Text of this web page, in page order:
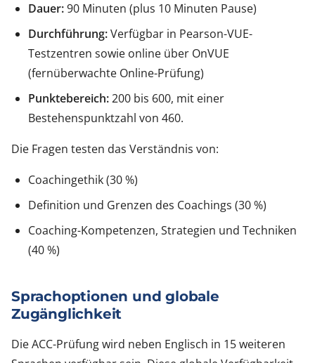
Dauer:90 Minuten (plus 10 Minuten Pause)
Durchführung:Verfügbar in Pearson-VUE-
Testzentren sowie online über OnVUE
(fernüberwachte Online-Prüfung)
Punktebereich:200 bis 600, mit einer
Bestehenspunktzahl von 460.
Die Fragen testen das Verständnis von:
Coachingethik (30 %)
Definition und Grenzen des Coachings (30 %)
Coaching-Kompetenzen, Strategien und Techniken
(40 %)
Sprachoptionen und globale
Zugänglichkeit
Die ACC-Prüfung wird neben Englisch in 15 weiteren